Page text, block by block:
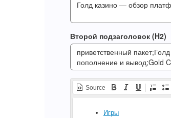
Второй подзаголовок (H2)
Source